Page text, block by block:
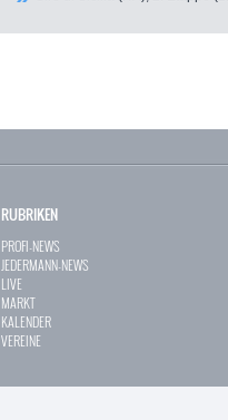
RUBRIKEN
PROFI-NEWS
JEDERMANN-NEWS
LIVE
MARKT
KALENDER
VEREINE